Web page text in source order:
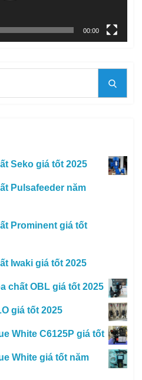
00:00
Seko giá tốt 2025
Pulsafeeder năm
Prominent giá tốt
Iwaki giá tốt 2025
chất OBL giá tốt 2025
giá tốt 2025
White C6125P giá tốt
White giá tốt năm